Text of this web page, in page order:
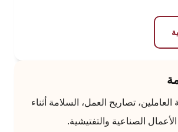
تصاريح العمل، السلامة أثناء
الصناعية والتفتيشية.